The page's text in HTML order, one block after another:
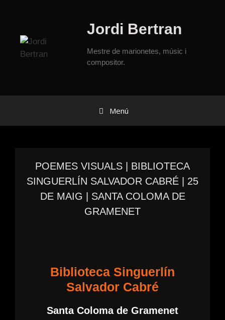
Jordi Bertran
Mestre de marionetes, músic i
compositor.
Menú
POEMES VISUALS | BIBLIOTECA
SINGUERLÍN SALVADOR CABRÉ | 25
DE MAIG | SANTA COLOMA DE
GRAMENET
Biblioteca Singuerlín
Salvador Cabré
Santa Coloma de Gramenet